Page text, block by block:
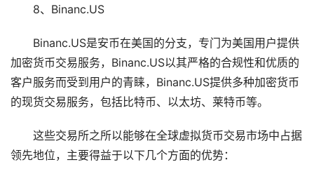
8、Binanc.US
Binanc.US是安币在美国的分支，专门为美国用户提供
加密货币交易服务，Binanc.US以其严格的合规性和优质的
客户服务而受到用户的青睐，Binanc.US提供多种加密货币
的现货交易服务，包括比特币、以太坊、莱特币等。
这些交易所之所以能够在全球虚拟货币交易市场中占据
领先地位，主要得益于以下几个方面的优势：